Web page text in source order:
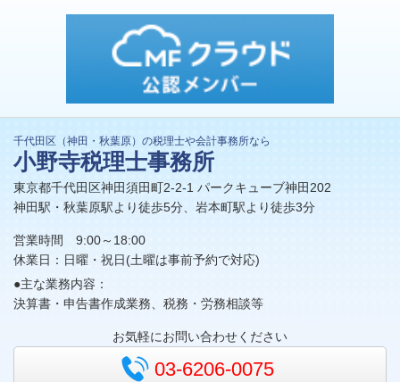
千代田区（神田・秋葉原）の税理士や会計事務所なら
小野寺税理士事務所
東京都千代田区神田須田町2-2-1 パークキューブ神田202
神田駅・秋葉原駅より徒歩5分、岩本町駅より徒歩3分
営業時間 9:00～18:00
休業日：日曜・祝日(土曜は事前予約で対応)
●主な業務内容：
決算書・申告書作成業務、税務・労務相談等
お気軽にお問い合わせください
03-6206-0075